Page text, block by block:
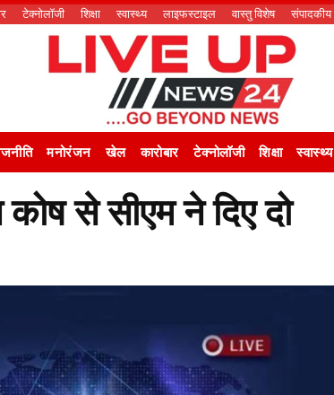
टेक्नोलॉजी शिक्षा स्वास्थ्य लाइफस्टाइल वास्तु विशेष संपादकीय
मनोरंजन खेल कारोबार टेक्नोलॉजी शिक्षा स्वास्थ्य
से सीएम ने दिए दो